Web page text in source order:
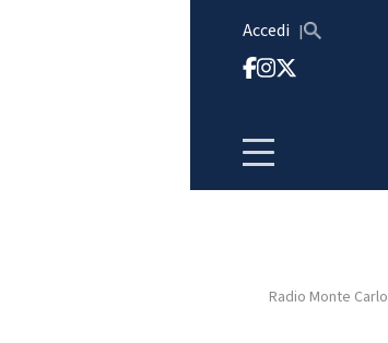
Accedi
HOMERadio Monte Carlo